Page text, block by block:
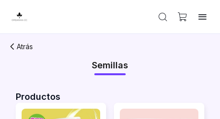
Atrás
Semillas
Productos